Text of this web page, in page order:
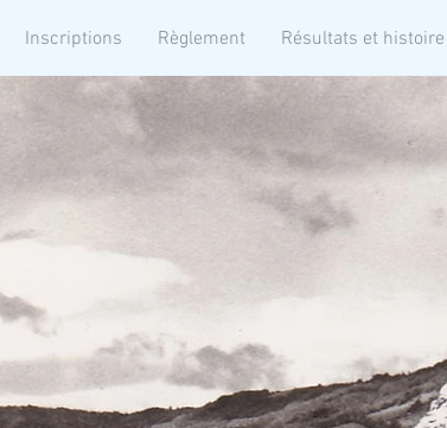
Inscriptions Règlement Résultats et histoire